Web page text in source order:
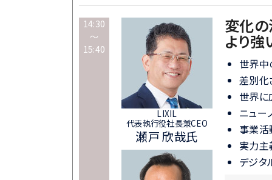
14:30
～
15:40
LIXIL
代表執行役社長兼CEO
瀬戸 欣哉氏
変化の
より強
世界中
差別化
世界に
ニュー
事業活
実力主
デジタ